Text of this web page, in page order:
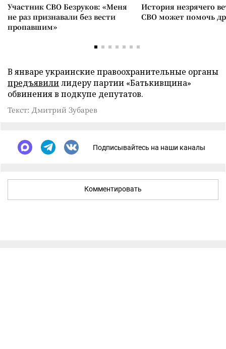
Участник СВО Безруков: «Меня
не раз признавали без вести
пропавшим»
История незрячего
СВО может помочь
В январе украинские правоохранительные органы
предъявилилидеру партии «Батькивщина»
обвинения в подкупе депутатов.
Текст: Дмитрий Зубарев
Подписывайтесь на наши каналы
Комментировать